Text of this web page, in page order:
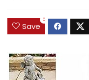
Save
0